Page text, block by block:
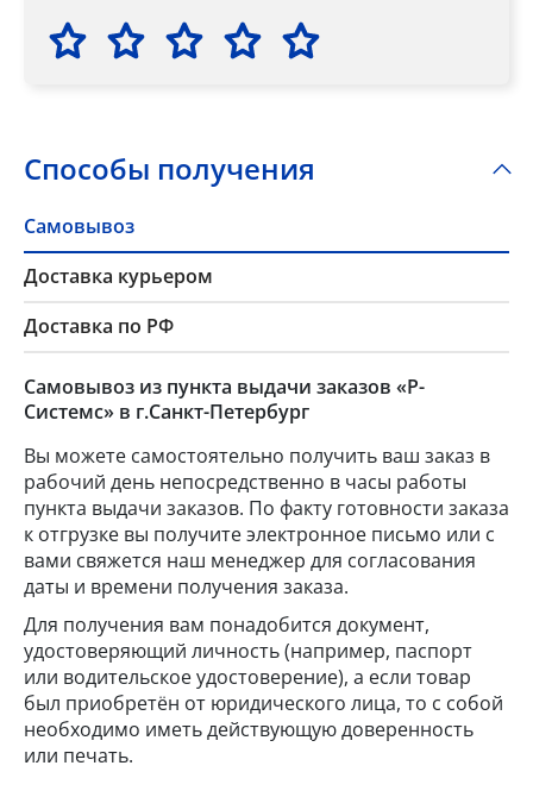
Способы получения
Самовывоз
Доставка курьером
Доставка по РФ
Самовывоз из пункта выдачи заказов «Р-
Системс» в г.Санкт-Петербург
Вы можете самостоятельно получить ваш заказ в
рабочий день непосредственно в часы работы
пункта выдачи заказов. По факту готовности заказа
к отгрузке вы получите электронное письмо или с
вами свяжется наш менеджер для согласования
даты и времени получения заказа.
Для получения вам понадобится документ,
удостоверяющий личность (например, паспорт
или водительское удостоверение), а если товар
был приобретён от юридического лица, то с собой
необходимо иметь действующую доверенность
или печать.
Popup Title
×